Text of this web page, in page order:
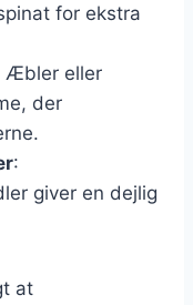
for ekstra
Æbler eller
der
:
giver en dejlig
at